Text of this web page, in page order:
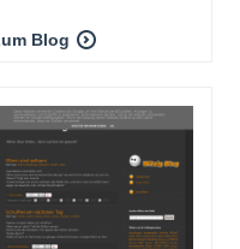
Blog